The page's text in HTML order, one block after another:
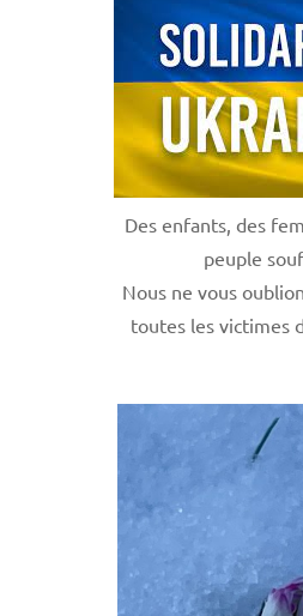
Des enfants, des
peuple
Nous ne vous
toutes les victimes